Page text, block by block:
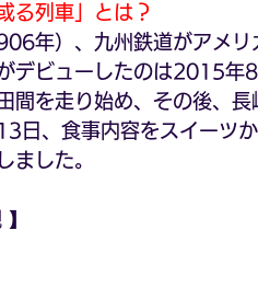
る列車」とは？
年）、九州鉄道がアメリ
がデビューしたのは2015年
間を走り始め、その後、
日、食事内容をスイーツ
ました。